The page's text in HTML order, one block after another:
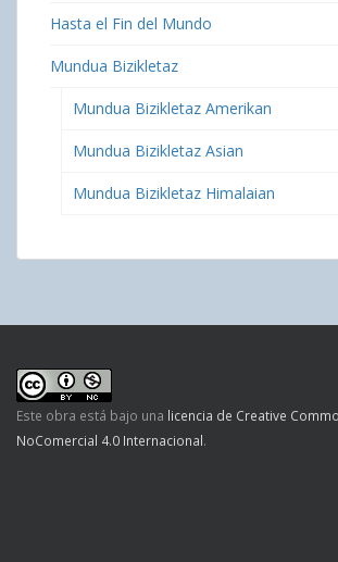
Hasta el Fin del Mundo
Mundua Bizikletaz
Mundua Bizikletaz Amerikan
Mundua Bizikletaz Asian
Mundua Bizikletaz Himalaian
Este obra está bajo una licencia de Creative
NoComercial 4.0 Internacional.